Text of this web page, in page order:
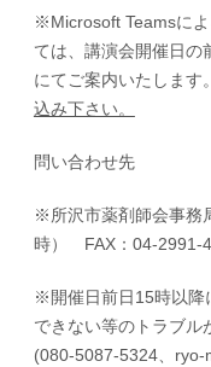
※Microsoft Teamsに
ては、講演会開催日の
にてご案内いたします。
込み下さい。
問い合わせ先
※所沢市薬剤師会事
時） FAX：04-2991-
※開催日前日15時以降
できない等のトラブル
(080-5087-5324、ryo-